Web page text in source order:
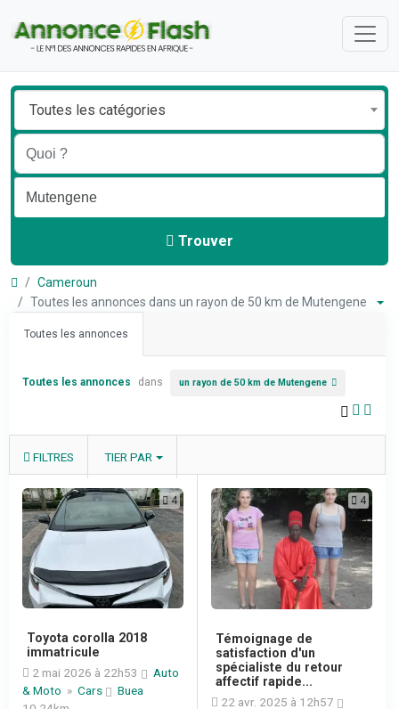
Toutes les catégories
Trouver
Cameroun
Toutes les annonces dans un rayon de 50 km de Mutengene
Toutes les annonces
Toutes les annonces dans un rayon de 50 km de Mutengene
FILTRES TIER PAR
4
Toyota corolla 2018
immatricule
2 mai 2026 à 22h53
Auto
& Moto » Cars
Buea
4
Témoignage de
satisfaction d'un
spécialiste du retour
affectif rapide...
22 avr. 2025 à 12h57